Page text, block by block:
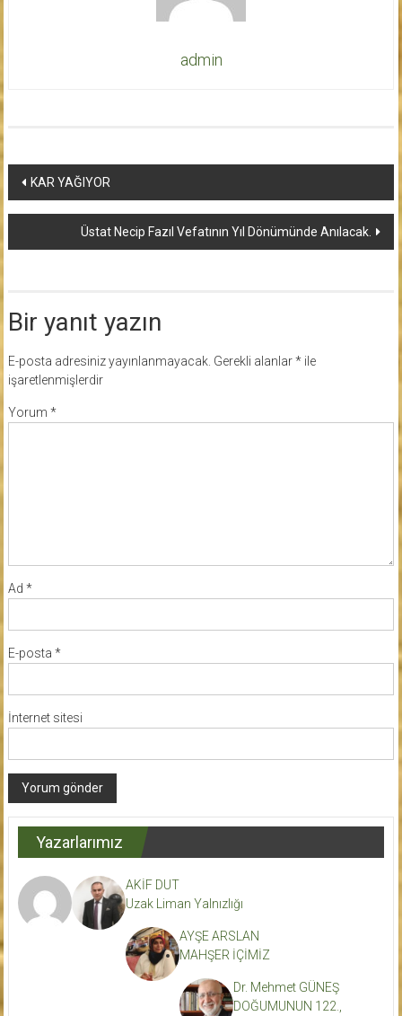
admin
Yazı
dolaşımı
KAR YAĞIYOR
Üstat Necip Fazıl Vefatının Yıl Dönümünde Anılacak.
Bir yanıt yazın
E-posta adresiniz yayınlanmayacak. Gerekli alanlar*ile
işaretlenmişlerdir
Yorum *
Ad *
E-posta *
İnternet sitesi
Yazarlarımız
AKİF DUT
Uzak Liman Yalnızlığı
AYŞE ARSLAN
MAHŞER İÇİMİZ
Dr. Mehmet GÜNEŞ
DOĞUMUNUN 122.,